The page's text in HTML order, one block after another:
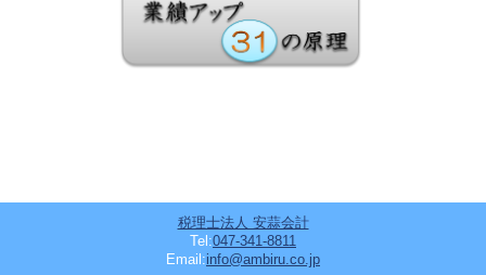
税理士法人 安蒜会計
Tel:047-341-8811
Email:info@ambiru.co.jp